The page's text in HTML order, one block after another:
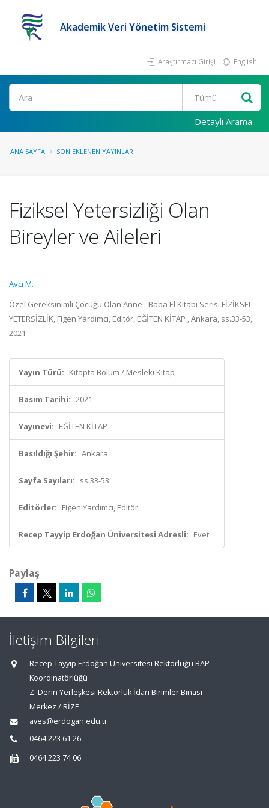
Akademik Veri Yönetim Sistemi
Araştırmacı Girişi English
Ara
Detaylı Arama
ANA SAYFA SON EKLENEN YAYINLAR
Fiziksel Yetersizliği Olan
Bireyler ve Aileleri
Avcı M.
Özel Gereksinimli Çocuğu Olan Anne - Baba El Kitabı Serisi FİZİKSEL
YETERSİZLİK, Figen Yardımcı, Editör, EĞİTEN KİTAP , Ankara, ss.33-53,
2021
Yayın Türü: Kitapta Bölüm / Mesleki Kitap
Basım Tarihi: 2021
Yayınevi: EĞİTEN KİTAP
Basıldığı Şehir: Ankara
Sayfa Sayıları: ss.33-53
Editörler: Figen Yardımcı, Editör
Recep Tayyip Erdoğan Üniversitesi Adresli: Evet
Paylaş
İletişim Bilgileri
Recep Tayyip Erdoğan Üniversitesi Rektörlüğü BAP
Koordinatörlüğü
Z. Derin Yerleşkesi Rektörlük İdari Birimler Binası
Merkez / RİZE
aves@erdogan.edu.tr
0464 223 61 26
0464 223 74 06